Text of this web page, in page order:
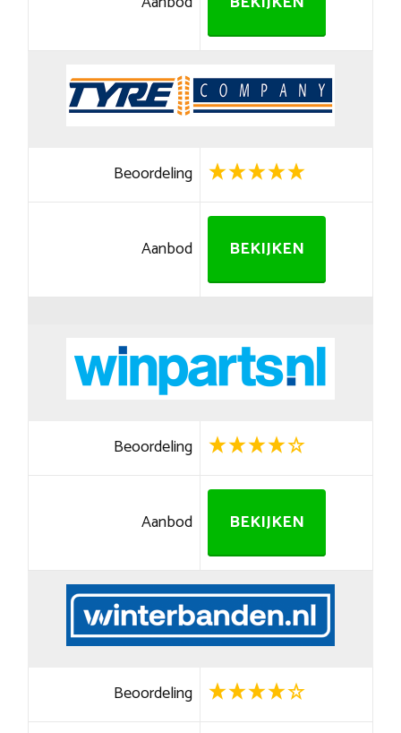
Beoordeling
Aanbod BEKIJKEN
Beoordeling
Aanbod BEKIJKEN
Beoordeling